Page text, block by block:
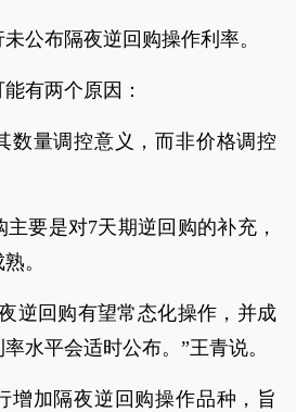
公布隔夜逆回购操作利率。
有两个原因：
数量调控意义，而非价格调控
要是对7天期逆回购的补充，
。
逆回购有望常态化操作，并成
水平会适时公布。”王青说。
增加隔夜逆回购操作品种，旨